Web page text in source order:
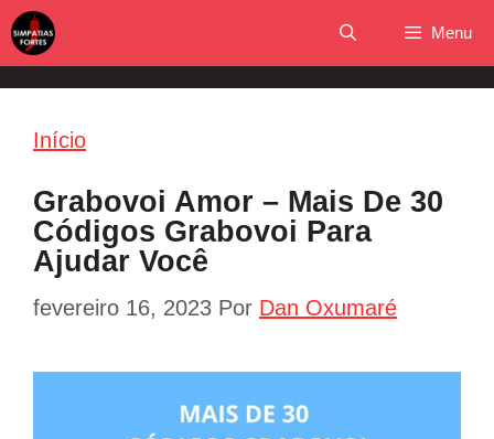
Pular
para
o
conteúdo
Menu
Início
Grabovoi Amor – Mais De 30
Códigos Grabovoi Para
Ajudar Você
fevereiro 16, 2023 Por Dan Oxumaré